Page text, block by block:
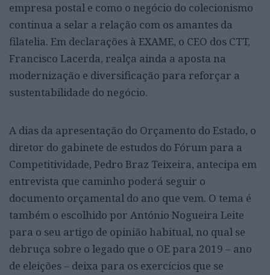
empresa postal e como o negócio do colecionismo
continua a selar a relação com os amantes da
filatelia. Em declarações à EXAME, o CEO dos CTT,
Francisco Lacerda, realça ainda a aposta na
modernização e diversificação para reforçar a
sustentabilidade do negócio.
A dias da apresentação do Orçamento do Estado, o
diretor do gabinete de estudos do Fórum para a
Competitividade, Pedro Braz Teixeira, antecipa em
entrevista que caminho poderá seguir o
documento orçamental do ano que vem. O tema é
também o escolhido por António Nogueira Leite
para o seu artigo de opinião habitual, no qual se
debruça sobre o legado que o OE para 2019 – ano
de eleições – deixa para os exercícios que se